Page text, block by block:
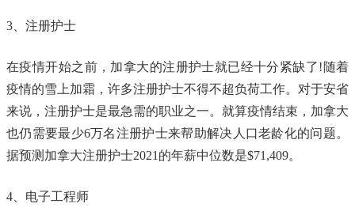
3、注册护士
在疫情开始之前，加拿大的注册护士就已经十分紧缺了!随着
疫情的雪上加霜，许多注册护士不得不超负荷工作。对于安省
来说，注册护士是最急需的职业之一。就算疫情结束，加拿大
也仍需要最少6万名注册护士来帮助解决人口老龄化的问题。
据预测加拿大注册护士2021的年薪中位数是$71,409。
4、电子工程师